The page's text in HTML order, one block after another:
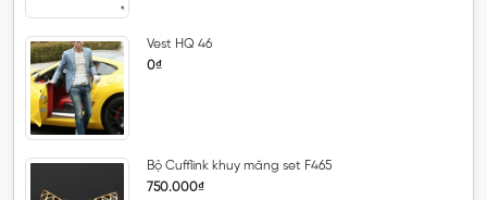
Vest HQ 46
0₫
Bộ Cufflink khuy măng set F465
750.000₫